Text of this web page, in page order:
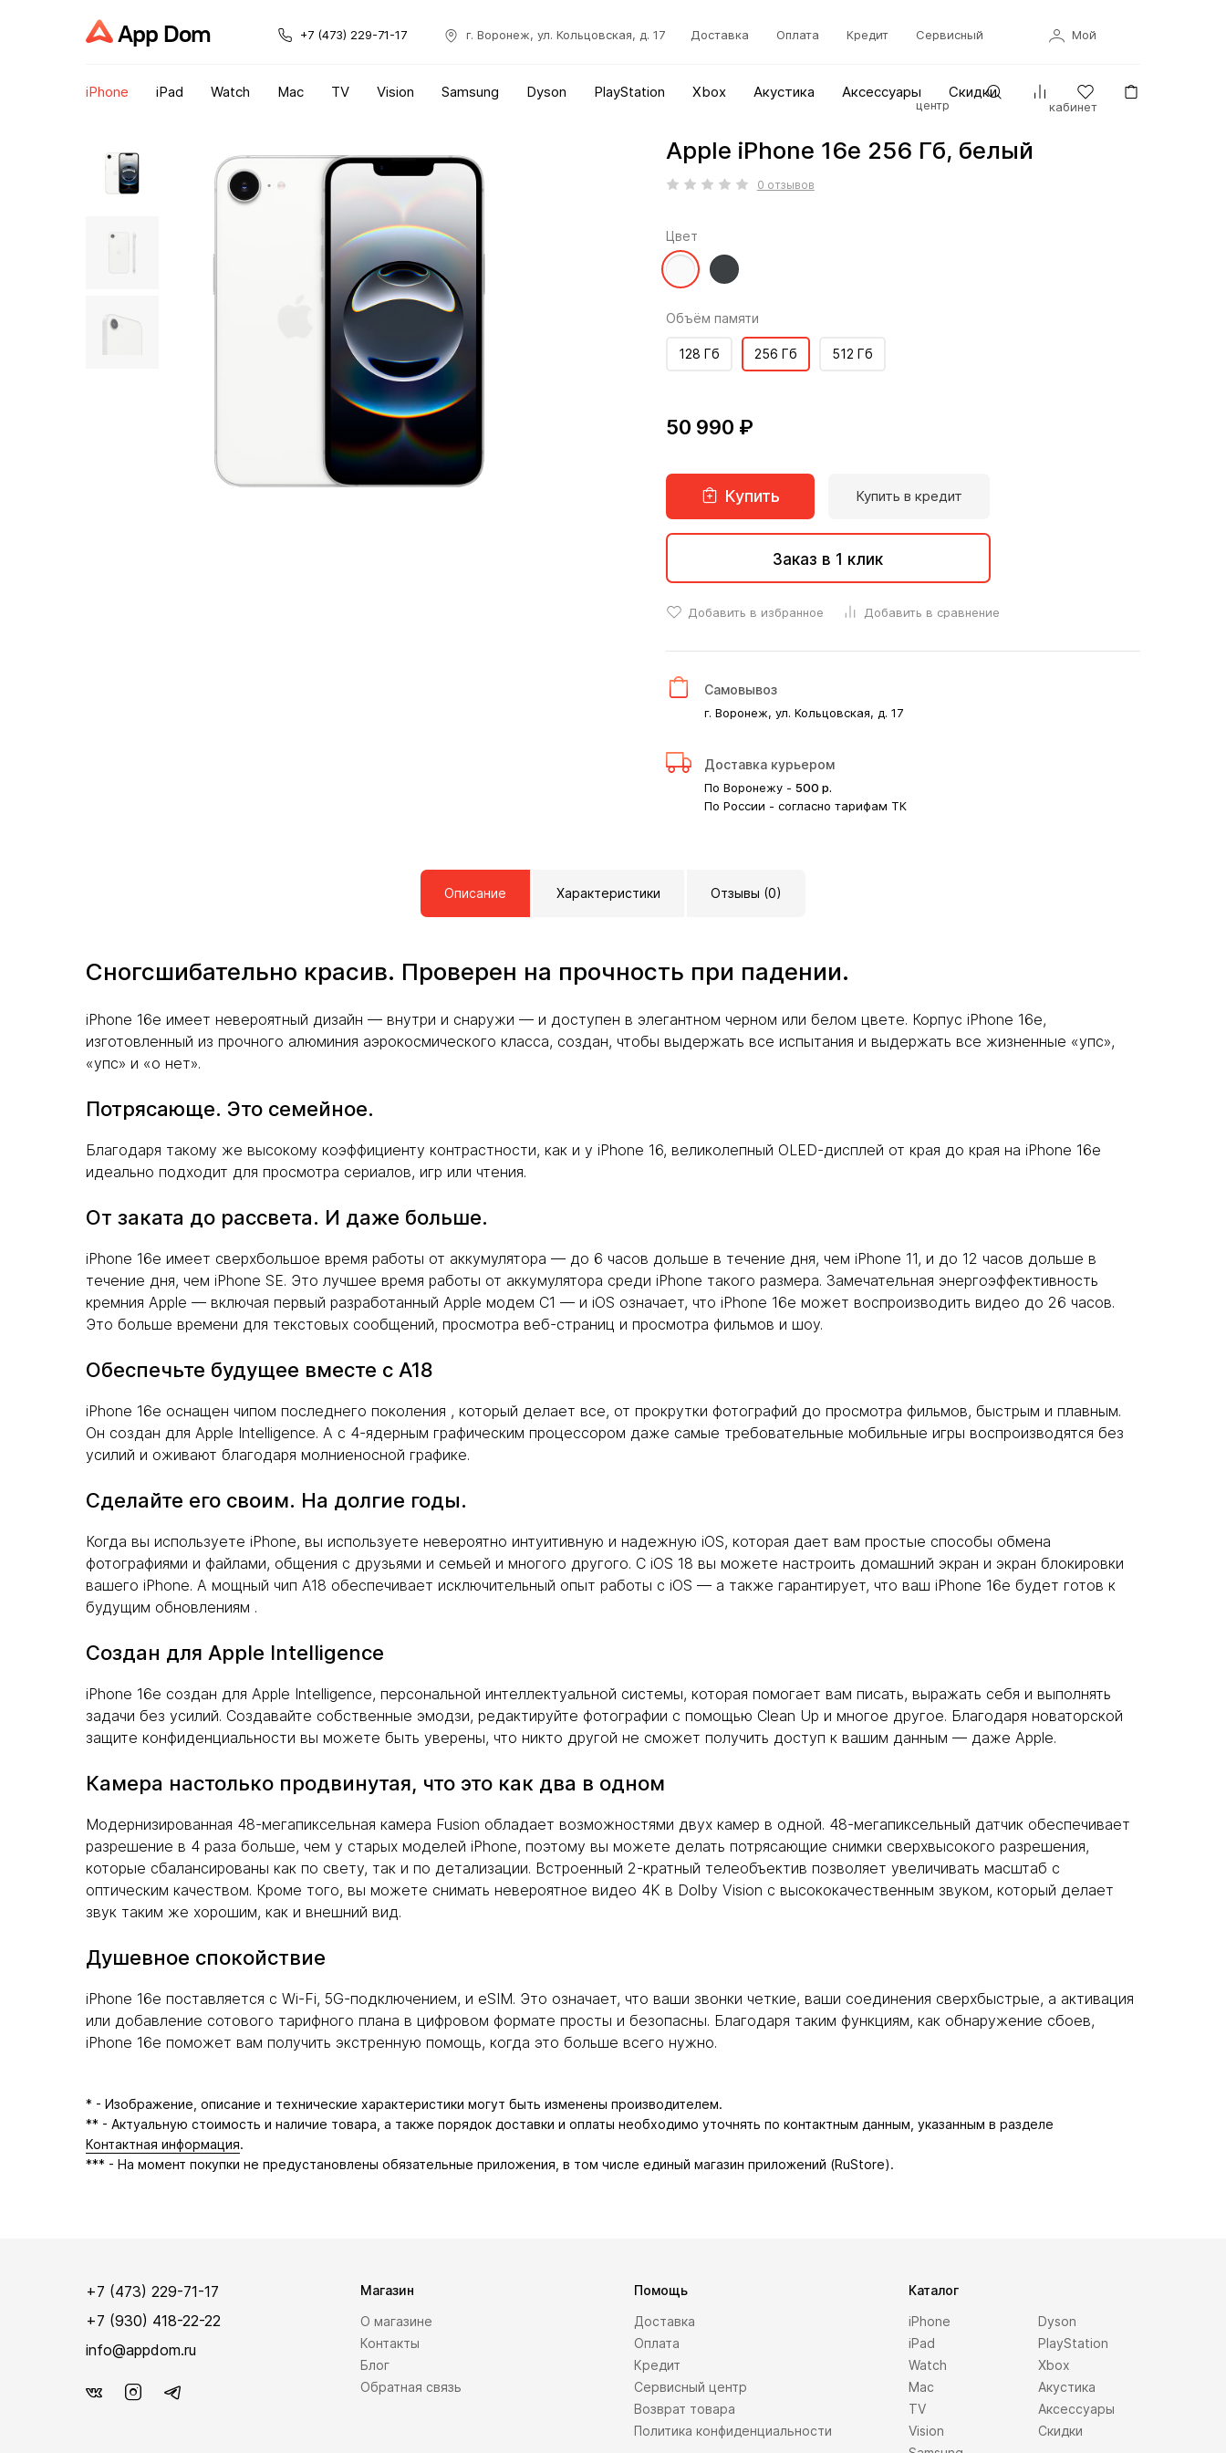
App Dom +7 (473) 229-71-17 г. Воронеж, ул. Кольцовская, д. 17 Доставка Оплата Кредит Сервисный
центр
Мой
кабинет
iPhone iPad Watch Mac TV Vision Samsung Dyson PlayStation Xbox Акустика Аксессуары Скидки
Apple iPhone 16e 256 Гб, белый
0 отзывов
Цвет
Объём памяти
256 Гб
128 Гб 512 Гб
50 990 ₽
Купить Купить в кредит
Заказ в 1 клик
Добавить в избранное Добавить в сравнение
Самовывоз
г. Воронеж, ул. Кольцовская, д. 17
Доставка курьером
По Воронежу - 500 р.
По России - согласно тарифам ТК
Описание Характеристики Отзывы (0)
Сногсшибательно красив. Проверен на прочность при падении.
iPhone 16e имеет невероятный дизайн — внутри и снаружи — и доступен в элегантном черном или белом цвете. Корпус iPhone 16e,
изготовленный из прочного алюминия аэрокосмического класса, создан, чтобы выдержать все испытания и выдержать все жизненные «упс»,
«упс» и «о нет».
Потрясающе. Это семейное.
Благодаря такому же высокому коэффициенту контрастности, как и у iPhone 16, великолепный OLED-дисплей от края до края на iPhone 16e
идеально подходит для просмотра сериалов, игр или чтения.
От заката до рассвета. И даже больше.
iPhone 16e имеет сверхбольшое время работы от аккумулятора — до 6 часов дольше в течение дня, чем iPhone 11, и до 12 часов дольше в
течение дня, чем iPhone SE. Это лучшее время работы от аккумулятора среди iPhone такого размера. Замечательная энергоэффективность
кремния Apple — включая первый разработанный Apple модем C1 — и iOS означает, что iPhone 16e может воспроизводить видео до 26 часов.
Это больше времени для текстовых сообщений, просмотра веб-страниц и просмотра фильмов и шоу.
Обеспечьте будущее вместе с A18
iPhone 16e оснащен чипом последнего поколения , который делает все, от прокрутки фотографий до просмотра фильмов, быстрым и плавным.
Он создан для Apple Intelligence. А с 4-ядерным графическим процессором даже самые требовательные мобильные игры воспроизводятся без
усилий и оживают благодаря молниеносной графике.
Сделайте его своим. На долгие годы.
Когда вы используете iPhone, вы используете невероятно интуитивную и надежную iOS, которая дает вам простые способы обмена
фотографиями и файлами, общения с друзьями и семьей и многого другого. С iOS 18 вы можете настроить домашний экран и экран блокировки
вашего iPhone. А мощный чип A18 обеспечивает исключительный опыт работы с iOS — а также гарантирует, что ваш iPhone 16e будет готов к
будущим обновлениям .
Создан для Apple Intelligence
iPhone 16e создан для Apple Intelligence, персональной интеллектуальной системы, которая помогает вам писать, выражать себя и выполнять
задачи без усилий. Создавайте собственные эмодзи, редактируйте фотографии с помощью Clean Up и многое другое. Благодаря новаторской
защите конфиденциальности вы можете быть уверены, что никто другой не сможет получить доступ к вашим данным — даже Apple.
Камера настолько продвинутая, что это как два в одном
Модернизированная 48-мегапиксельная камера Fusion обладает возможностями двух камер в одной. 48-мегапиксельный датчик обеспечивает
разрешение в 4 раза больше, чем у старых моделей iPhone, поэтому вы можете делать потрясающие снимки сверхвысокого разрешения,
которые сбалансированы как по свету, так и по детализации. Встроенный 2-кратный телеобъектив позволяет увеличивать масштаб с
оптическим качеством. Кроме того, вы можете снимать невероятное видео 4K в Dolby Vision с высококачественным звуком, который делает
звук таким же хорошим, как и внешний вид.
Душевное спокойствие
iPhone 16e поставляется с Wi-Fi, 5G-подключением, и eSIM. Это означает, что ваши звонки четкие, ваши соединения сверхбыстрые, а активация
или добавление сотового тарифного плана в цифровом формате просты и безопасны. Благодаря таким функциям, как обнаружение сбоев,
iPhone 16e поможет вам получить экстренную помощь, когда это больше всего нужно.
* - Изображение, описание и технические характеристики могут быть изменены производителем.
** - Актуальную стоимость и наличие товара, а также порядок доставки и оплаты необходимо уточнять по контактным данным, указанным в разделе
Контактная информация.
*** - На момент покупки не предустановлены обязательные приложения, в том числе единый магазин приложений (RuStore).
+7 (473) 229-71-17
+7 (930) 418-22-22
info@appdom.ru
Магазин
О магазине
Контакты
Блог
Обратная связь
Помощь
Доставка
Оплата
Кредит
Сервисный центр
Возврат товара
Политика конфиденциальности
Каталог
iPhone
iPad
Watch
Mac
TV
Vision
Dyson
PlayStation
Xbox
Акустика
Аксессуары
Скидки